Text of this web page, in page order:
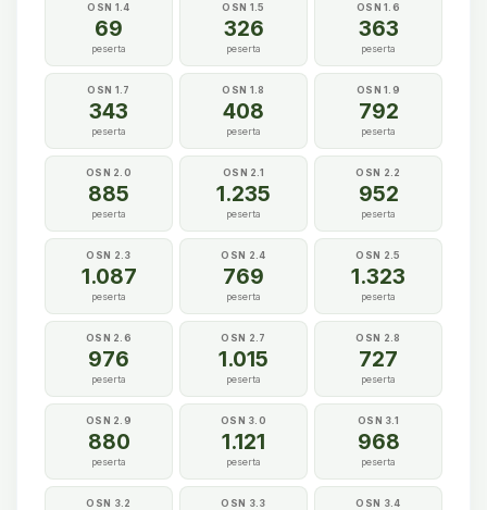
OSN 1.4
69
peserta
OSN 1.5
326
peserta
OSN 1.6
363
peserta
OSN 1.7
343
peserta
OSN 1.8
408
peserta
OSN 1.9
792
peserta
OSN 2.0
885
peserta
OSN 2.1
1.235
peserta
OSN 2.2
952
peserta
OSN 2.3
1.087
peserta
OSN 2.4
769
peserta
OSN 2.5
1.323
peserta
OSN 2.6
976
peserta
OSN 2.7
1.015
peserta
OSN 2.8
727
peserta
OSN 2.9
880
peserta
OSN 3.0
1.121
peserta
OSN 3.1
968
peserta
OSN 3.2 OSN 3.3 OSN 3.4